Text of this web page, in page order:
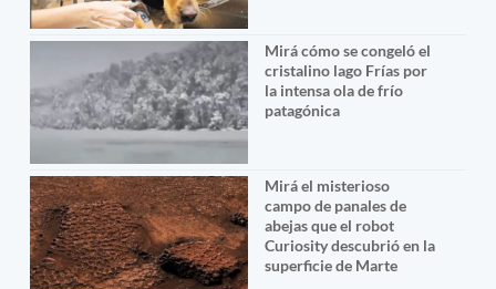
Mirá cómo se congeló el
cristalino lago Frías por
la intensa ola de frío
patagónica
Mirá el misterioso
campo de panales de
abejas que el robot
Curiosity descubrió en la
superficie de Marte